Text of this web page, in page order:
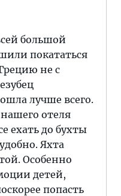
большой
покататься
не с
лучше всего.
отеля
ехать до бухты
Яхта
Особенно
детей,
попасть